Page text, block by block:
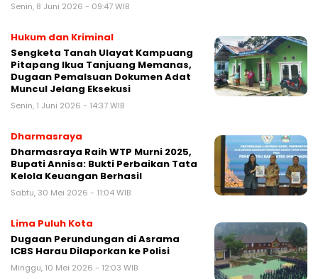
Senin, 8 Juni 2026 - 09:47 WIB
Hukum dan Kriminal
Sengketa Tanah Ulayat Kampuang
Pitapang Ikua Tanjuang Memanas,
Dugaan Pemalsuan Dokumen Adat
Muncul Jelang Eksekusi
Senin, 1 Juni 2026 - 14:37 WIB
Dharmasraya
Dharmasraya Raih WTP Murni 2025,
Bupati Annisa: Bukti Perbaikan Tata
Kelola Keuangan Berhasil
Sabtu, 30 Mei 2026 - 11:04 WIB
Lima Puluh Kota
Dugaan Perundungan di Asrama
ICBS Harau Dilaporkan ke Polisi
Minggu, 10 Mei 2026 - 12:03 WIB